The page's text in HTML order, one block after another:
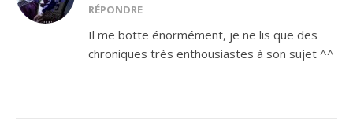
RÉPONDRE
Il me botte énormément, je ne lis que des
chroniques très enthousiastes à son sujet ^^